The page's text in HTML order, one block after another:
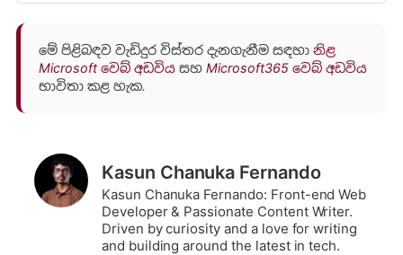
මේ පිළිබඳව වැඩිදුර විස්තර දැනගැනීම සඳහා නිළ
Microsoft වෙබ් අඩවියසහ Microsoft365 වෙබ් අඩවිය
භාවිතා කළ හැක.
Kasun Chanuka Fernando
Kasun Chanuka Fernando: Front-end Web
Developer & Passionate Content Writer.
Driven by curiosity and a love for writing
and building around the latest in tech.